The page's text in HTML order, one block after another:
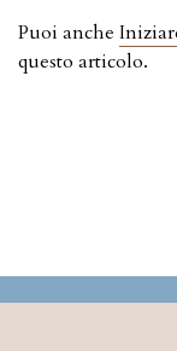
Puoi anche
questo articolo.